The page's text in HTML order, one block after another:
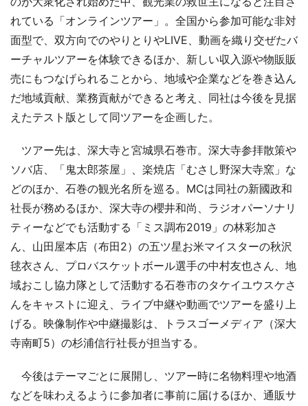
れている「オンラインツアー」。全国から参加可能な非対
面型で、双方向でのやりとりやLIVE、動画を織り交ぜたバ
ーチャルツアーを体験できるほか、新しい収入源や物販販
売にもつなげられることから、地域や企業などを巻き込ん
だ地域貢献、業務貢献ができると考え、同社は今後を見据
えたテスト版として同ツアーを企画した。
ツアー先は、深大寺と宮城県石巻市。深大寺参拝散策や
ソバ店、「鬼太郎茶屋」、楽焼店「むさし野深大寺窯」な
どのほか、石巻の観光名所を巡る。MCは同社の新國政和
社長が務めるほか、深大寺の櫻井和尚、ラジオパーソナリ
ティーなどでも活動する「ミス調布2019」の林彩加さ
ん、山田屋本店（布田2）の五ツ星お米マイスターの秋沢
毬衣さん、プロバスケットボール選手の中村友也さん、地
域おこし協力隊として活動する石巻市のタケイユウスケさ
んをキャストに迎え、ライブ中継や動画でツアーを盛り上
げる。映像制作や中継撮影は、トラスゴーメディア（深大
寺南町5）の杉浦信行社長が担当する。
今後はテーマごとに展開し、ツアー時に名物料理や地酒
などを味わえるように参加者に事前に届けるほか、通販サ